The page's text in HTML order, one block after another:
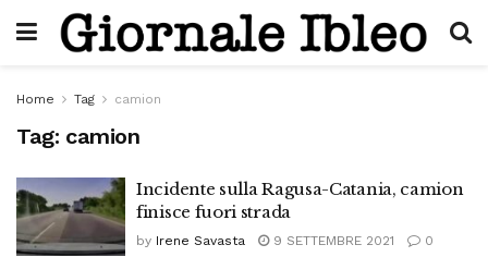
Home Tag camion
Tag: camion
Incidente sulla Ragusa-Catania, camion
finisce fuori strada
by Irene Savasta 9 SETTEMBRE 2021 0